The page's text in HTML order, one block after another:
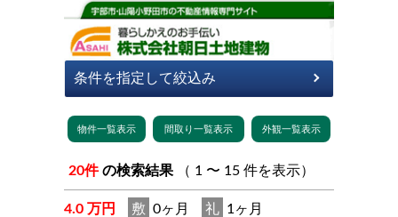
20件 の検索結果 （ 1 〜 15 件を表示）
4.0 万円 敷 0ヶ月 礼 1ヶ月